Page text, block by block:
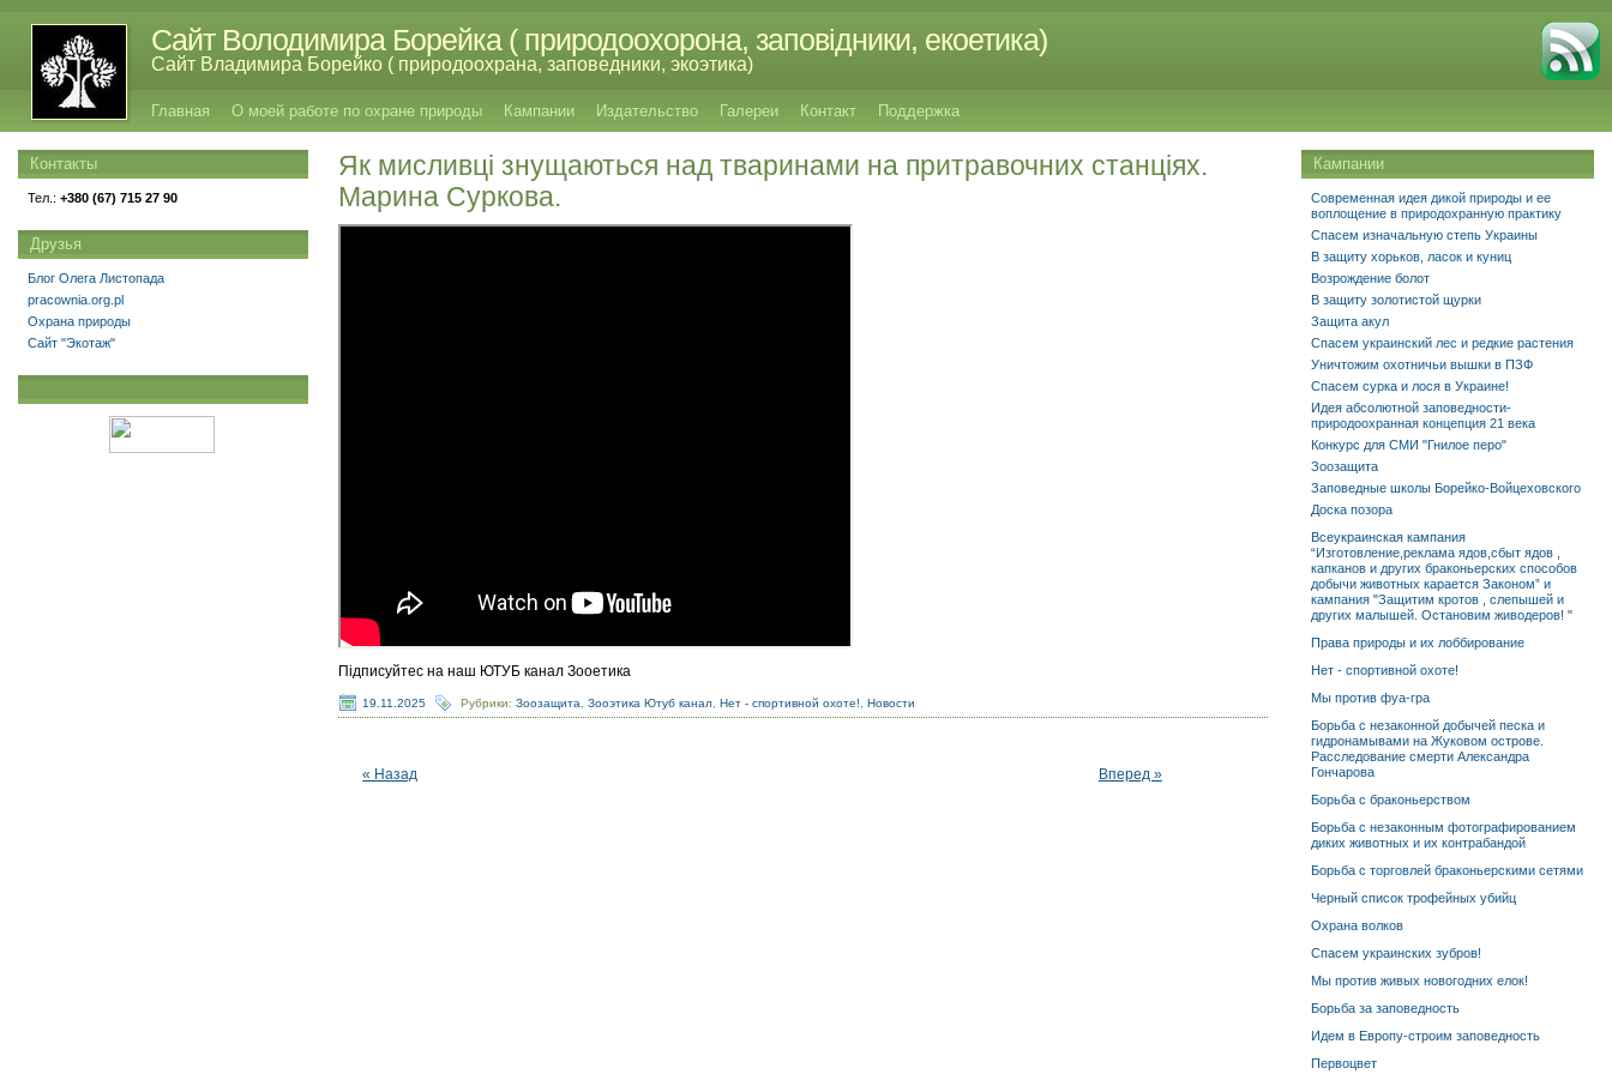
Сайт Володимира Борейка ( природоохорона, заповідники, екоетика)
Сайт Владимира Борейко ( природоохрана, заповедники, экоэтика)
Главная О моей работе по охране природы Кампании Издательство Галереи Контакт Поддержка
Як мисливці знущаються над тваринами на притравочних станціях.
Марина Суркова.
Підписуйтес на наш ЮТУБ канал Зооетика
19.11.2025 Рубрики:Зоозащита ,Зооэтика Ютуб канал ,Нет - спортивной охоте! ,Новости
« Назад Вперед »
Кампании
Современная идея дикой природы и ее
воплощение в природохранную практику
Спасем изначальную степь Украины
В защиту хорьков, ласок и куниц
Возрождение болот
В защиту золотистой щурки
Защита акул
Спасем украинский лес и редкие растения
Уничтожим охотничьи вышки в ПЗФ
Спасем сурка и лося в Украине!
Идея абсолютной заповедности-
природоохранная концепция 21 века
Конкурс для СМИ "Гнилое перо"
Зоозащита
Заповедные школы Борейко-Войцеховского
Доска позора
Всеукраинская кампания
“Изготовление,реклама ядов,сбыт ядов ,
капканов и других браконьерских способов
добычи животных карается Законом” и
кампания "Защитим кротов , слепышей и
других малышей. Остановим живодеров! "
Права природы и их лоббирование
Нет - спортивной охоте!
Мы против фуа-гра
Борьба с незаконной добычей песка и
гидронамывами на Жуковом острове.
Расследование смерти Александра
Гончарова
Борьба с браконьерством
Борьба с незаконным фотографированием
диких животных и их контрабандой
Борьба с торговлей браконьерскими сетями
Черный список трофейных убийц
Охрана волков
Спасем украинских зубров!
Мы против живых новогодних елок!
Борьба за заповедность
Идем в Европу-строим заповедность
Первоцвет
Контакты
Тел.: +380 (67) 715 27 90
Друзья
Блог Олега Листопада
pracownia.org.pl
Охрана природы
Сайт "Экотаж"